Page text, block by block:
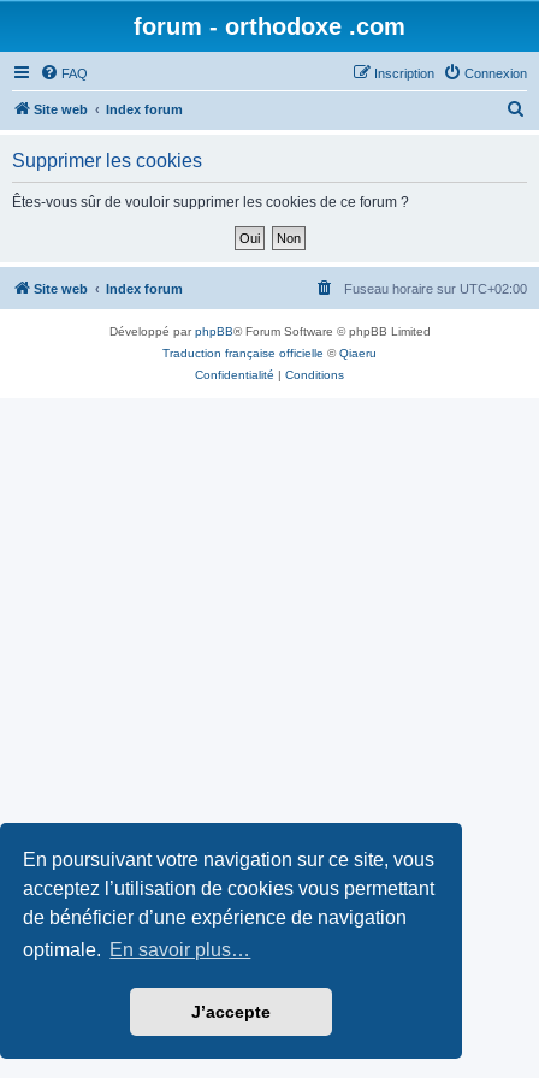
En poursuivant votre navigation sur ce site, vous
acceptez l’utilisation de cookies vous permettant
de bénéficier d’une expérience de navigation
optimale. En savoir plus…
J’accepte
forum - orthodoxe .com
FAQ Connexion
Inscription
Site web Index forum
h
Supprimer les cookies
Êtes-vous sûr de vouloir supprimer les cookies de ce forum ?
Site web Index forum Fuseau horaire sur UTC+02:00
Développé parphpBB® Forum Software © phpBB Limited
Traduction française officielle ©Qiaeru
Confidentialité | Conditions